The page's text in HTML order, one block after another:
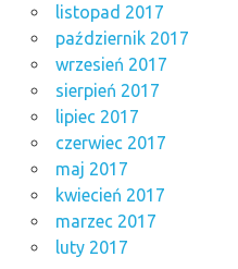
listopad 2017
październik 2017
wrzesień 2017
sierpień 2017
lipiec 2017
czerwiec 2017
maj 2017
kwiecień 2017
marzec 2017
luty 2017